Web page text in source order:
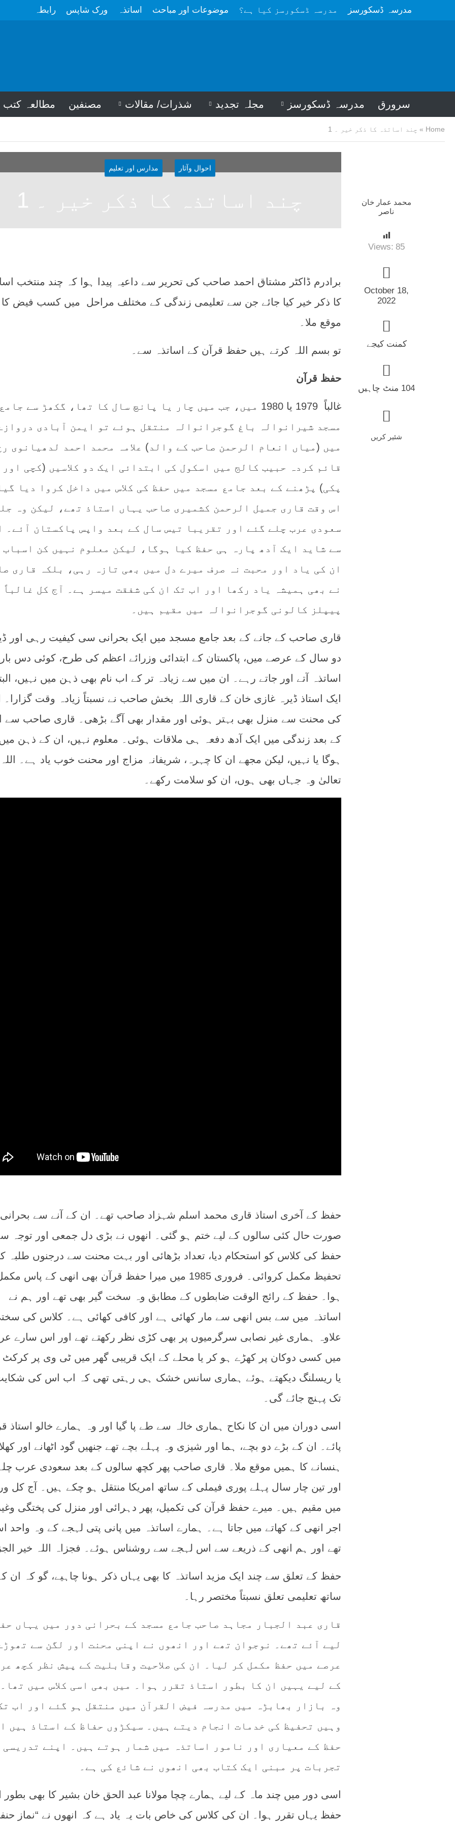
مدرسہ ڈسکورسز مدرسہ ڈسکورسز کیا ہے؟ موضوعات اور مباحث اساتذہ ورک شاپس رابطہ
سرورق مدرسہ ڈسکورسز مجلہ تجدید شذرات/ مقالات مصنفین مطالعہ کتب
Home
» چند اساتذہ کا ذکر خیر ۔ 1
محمد عمار خان
ناصر
Views: 85
October 18,
2022
کمنت کیجے
104 منٹ چاہیں
شئیر کریں
احوال وآثار مدارس اور تعلیم
چند اساتذہ کا ذکر خیر ۔ 1
برادرم ڈاکٹر مشتاق احمد صاحب کی تحریر سے داعیہ پیدا ہوا کہ چند منتخب
کا ذکر خیر کیا جائے جن سے تعلیمی زندگی کے مختلف مراحل میں کسب فیض کا
موقع ملا۔
تو بسم اللہ کرتے ہیں حفظ قرآن کے اساتذہ سے۔
حفظ قرآن
غالباً‌ 1979 یا 1980 میں، جب میں چار یا پانچ سال کا تھا، گکھڑ سے جامع
مسجد شیرانوالہ باغ گوجرانوالہ منتقل ہوئے تو ایمن آبادی
میں (میاں انعام الرحمن صاحب کے والد) علامہ محمد احمد لدھیانوی
قائم کردہ حبیب کالج میں اسکول کی ابتدائی ایک دو کلاسیں (کچی اور
پکی) پڑھنے کے بعد جامع مسجد میں حفظ کی کلاس میں داخل کروا دیا
اس وقت قاری جمیل الرحمن کشمیری صاحب یہاں استاذ تھے، لیکن وہ
سعودی عرب چلے گئے اور تقریبا تیس سال کے بعد واپس پاکستان آئے۔
سے شاید ایک آدھ پارہ ہی حفظ کیا ہوگا، لیکن معلوم نہیں کن اسباب
ان کی یاد اور محبت نہ صرف میرے دل میں بھی تازہ رہی، بلکہ قاری
نے بھی ہمیشہ یاد رکھا اور اب تک ان کی شفقت میسر ہے۔ آج کل غالباً‌
پیپلز کالونی گوجرانوالہ میں مقیم ہیں۔
قاری صاحب کے جانے کے بعد جامع مسجد میں ایک بحرانی سی کیفیت رہی اور
دو سال کے عرصے میں، پاکستان کے ابتدائی وزرائے اعظم کی طرح، کوئی دس
اساتذہ آتے اور جاتے رہے۔ ان میں سے زیادہ تر کے اب نام بھی ذہن میں نہیں،
ایک استاذ ڈیرہ غازی خان کے قاری اللہ بخش صاحب نے نسبتاً‌ زیادہ وقت گزارا۔
کی محنت سے منزل بھی بہتر ہوئی اور مقدار بھی آگے بڑھی۔ قاری صاحب
کے بعد زندگی میں ایک آدھ دفعہ ہی ملاقات ہوئی۔ معلوم نہیں، ان کے ذہن
ہوگا یا نہیں، لیکن مجھے ان کا چہرہ، شریفانہ مزاج اور محنت خوب یاد ہے۔ اللہ
تعالیٰ وہ جہاں بھی ہوں، ان کو سلامت رکھے۔
حفظ کے آخری استاذ قاری محمد اسلم شہزاد صاحب تھے۔ ان کے آنے سے بحرانی
صورت حال کئی سالوں کے لیے ختم ہو گئی۔ انھوں نے بڑی دل جمعی اور توجہ
حفظ کی کلاس کو استحکام دیا، تعداد بڑھائی اور بہت محنت سے درجنوں طلبہ
تحفیظ مکمل کروائی۔ فروری 1985 میں میرا حفظ قرآن بھی انھی کے پاس
ہوا۔ حفظ کے رائج الوقت ضابطوں کے مطابق وہ سخت گیر بھی تھے اور ہم نے
اساتذہ میں سے بس انھی سے مار کھائی ہے اور کافی کھائی ہے۔ کلاس کی
علاوہ ہماری غیر نصابی سرگرمیوں پر بھی کڑی نظر رکھتے تھے اور اس سارے
میں کسی دوکان پر کھڑے ہو کر یا محلے کے ایک قریبی گھر میں ٹی وی پر کرکٹ
یا ریسلنگ دیکھتے ہوئے ہماری سانس خشک ہی رہتی تھی کہ اب اس کی
تک پہنچ جائے گی۔
اسی دوران میں ان کا نکاح ہماری خالہ سے طے پا گیا اور وہ ہمارے خالو استاذ
پائے۔ ان کے بڑے دو بچے، ہما اور شیزی وہ پہلے بچے تھے جنھیں گود اٹھانے اور
ہنسانے کا ہمیں موقع ملا۔ قاری صاحب پھر کچھ سالوں کے بعد سعودی عرب
اور تین چار سال پہلے پوری فیملی کے ساتھ امریکا منتقل ہو چکے ہیں۔ آج کل
میں مقیم ہیں۔ میرے حفظ قرآن کی تکمیل، پھر دہرائی اور منزل کی پختگی
اجر انھی کے کھاتے میں جاتا ہے۔ ہمارے اساتذہ میں پانی پتی لہجے کے وہ واحد
تھے اور ہم انھی کے ذریعے سے اس لہجے سے روشناس ہوئے۔ فجزاہ اللہ خیر
حفظ کے تعلق سے چند ایک مزید اساتذہ کا بھی یہاں ذکر ہونا چاہیے، گو کہ ان
ساتھ تعلیمی تعلق نسبتاً‌ مختصر رہا۔
قاری عبد الجبار مجاہد صاحب جامع مسجد کے بحرانی دور میں یہاں
لیے آئے تھے۔ نوجوان تھے اور انھوں نے اپنی محنت اور لگن سے
عرصے میں حفظ مکمل کر لیا۔ ان کی صلاحیت وقابلیت کے پیش نظر کچھ
کے لیے یہیں ان کا بطور استاذ تقرر ہوا۔ میں بھی اسی کلاس میں تھا۔
وہ بازار بھابڑہ میں مدرسہ فیض القرآن میں منتقل ہو گئے اور اب
وہیں تحفیظ کی خدمات انجام دیتے ہیں۔ سیکڑوں حفاظ کے استاذ ہیں
حفظ کے معیاری اور نامور اساتذہ میں شمار ہوتے ہیں۔ اپنے تدریسی
تجربات پر مبنی ایک کتاب بھی انھوں نے شائع کی ہے۔
اسی دور میں چند ماہ کے لیے ہمارے چچا مولانا عبد الحق خان بشیر کا بھی بطور
حفظ یہاں تقرر ہوا۔ ان کی کلاس کی خاص بات یہ یاد ہے کہ انھوں نے “نماز